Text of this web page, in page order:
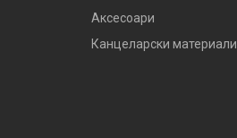
Аксесоари
Канцеларски материали